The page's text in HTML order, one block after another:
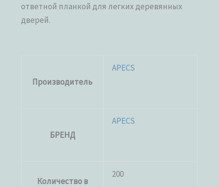
ответной планкой для легких деревянных
дверей.
Производитель
APECS
БРЕНД
APECS
Количество в
200